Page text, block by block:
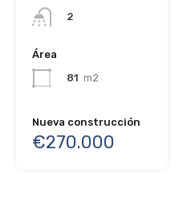
2
Área
81 m2
Nueva construcción
€270.000